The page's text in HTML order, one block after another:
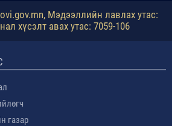
Мэдээллийн лавлах утас:
хүсэлт авах утас: 7059-106
газар